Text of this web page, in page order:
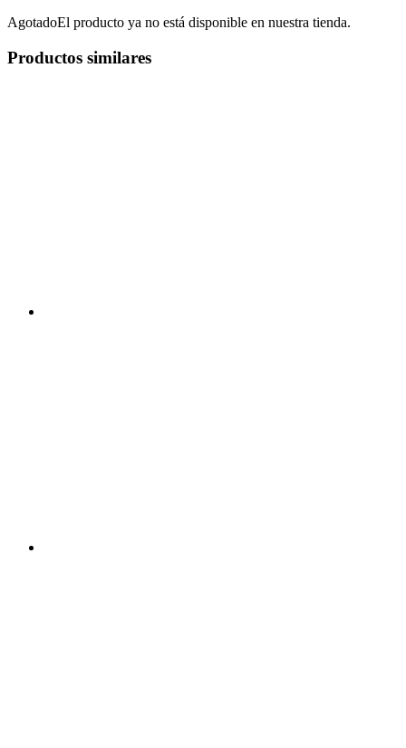
AgotadoEl producto ya no está disponible en nuestra tienda.
Productos similares